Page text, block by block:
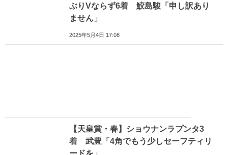
ぶりVならず6着 鮫島駿「申し訳あり
ません」
2025年5月4日 17:08
【天皇賞・春】ショウナンラプンタ3
着 武豊「4角でもう少しセーフティリ
ードを」